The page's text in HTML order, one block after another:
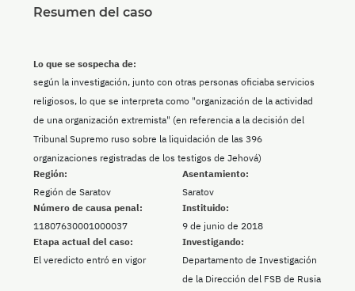
Resumen del caso
Región:
Región de Saratov
Asentamiento:
Saratov
Lo que se sospecha de:
según la investigación, junto con otras personas oficiaba servicios
religiosos, lo que se interpreta como "organización de la actividad
de una organización extremista" (en referencia a la decisión del
Tribunal Supremo ruso sobre la liquidación de las 396
organizaciones registradas de los testigos de Jehová)
Número de causa penal:
11807630001000037
Instituido:
9 de junio de 2018
Etapa actual del caso:
El veredicto entró en vigor
Investigando:
Departamento de Investigación
de la Dirección del FSB de Rusia